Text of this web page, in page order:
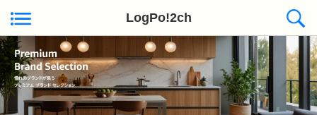
LogPo!2ch